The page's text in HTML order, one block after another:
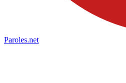
Paroles.net